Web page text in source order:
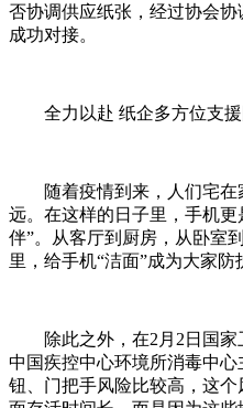
否协调供应纸张，经过协会
成功对接。
全力以赴 纸企多方位支
随着疫情到来，人们宅
远。在这样的日子里，手机
伴”。从客厅到厨房，从卧室
里，给手机“洁面”成为大家防
除此之外，在2月2日国
中国疾控中心环境所消毒中
钮、门把手风险比较高，这